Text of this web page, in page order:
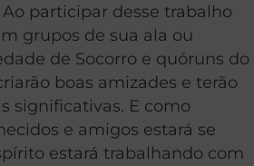
participar desse trabalho
grupos de sua ala ou
de Socorro e quóruns do
boas amizades e terão
significativas. E como
e amigos estará se
estará trabalhando com